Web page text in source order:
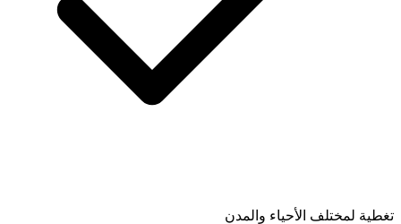
تغطية لمختلف الأحياء والمدن